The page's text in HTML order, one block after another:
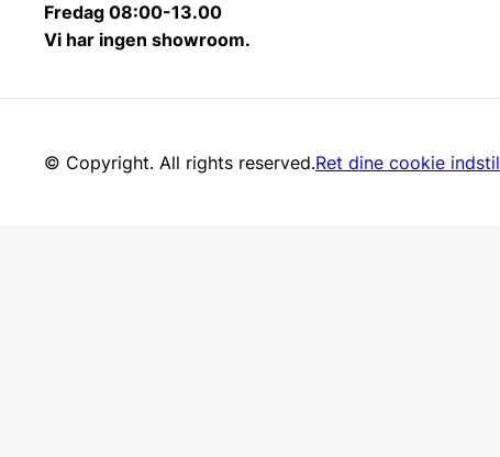
Fredag 08:00-13.00
Vi har ingen showroom.
© Copyright. All rights reserved.Ret dine cookie